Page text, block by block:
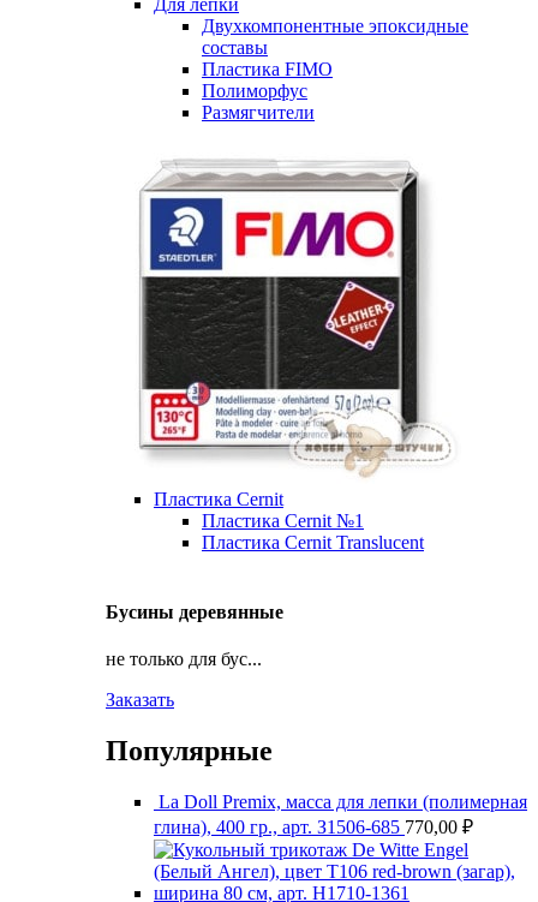
Для лепки
Двухкомпонентные эпоксидные
составы
Пластика FIMO
Полиморфус
Размягчители
Пластика Cernit
Пластика Cernit №1
Пластика Cernit Translucent
Бусины деревянные
не только для бус...
Заказать
Популярные
La Doll Premix, масса для лепки (полимерная
глина), 400 гр., арт. З1506-685 770,00 ₽